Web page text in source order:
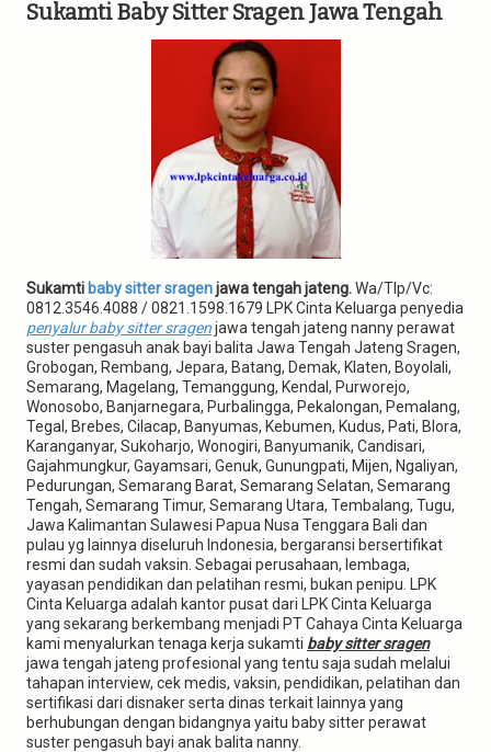
a
t
i
o
n
Sukamti Baby Sitter Sragen Jawa Tengah
Sukamti baby sitter sragenjawa tengah jateng.Wa/Tlp/Vc:
0812.3546.4088 / 0821.1598.1679 LPK Cinta Keluarga penyedia
penyalur baby sitter sragenjawa tengah jateng nanny perawat
suster pengasuh anak bayi balita Jawa Tengah Jateng Sragen,
Grobogan, Rembang, Jepara, Batang, Demak, Klaten, Boyolali,
Semarang, Magelang, Temanggung, Kendal, Purworejo,
Wonosobo, Banjarnegara, Purbalingga, Pekalongan, Pemalang,
Tegal, Brebes, Cilacap, Banyumas, Kebumen, Kudus, Pati, Blora,
Karanganyar, Sukoharjo, Wonogiri, Banyumanik, Candisari,
Gajahmungkur, Gayamsari, Genuk, Gunungpati, Mijen, Ngaliyan,
Pedurungan, Semarang Barat, Semarang Selatan, Semarang
Tengah, Semarang Timur, Semarang Utara, Tembalang, Tugu,
Jawa Kalimantan Sulawesi Papua Nusa Tenggara Bali dan
pulau yg lainnya diseluruh Indonesia, bergaransi bersertifikat
resmi dan sudah vaksin. Sebagai perusahaan, lembaga,
yayasan pendidikan dan pelatihan resmi, bukan penipu. LPK
Cinta Keluarga adalah kantor pusat dari LPK Cinta Keluarga
yang sekarang berkembang menjadi PT Cahaya Cinta Keluarga
kami menyalurkan tenaga kerja sukamti baby sitter sragen
jawa tengah jateng profesional yang tentu saja sudah melalui
tahapan interview, cek medis, vaksin, pendidikan, pelatihan dan
sertifikasi dari disnaker serta dinas terkait lainnya yang
berhubungan dengan bidangnya yaitu baby sitter perawat
suster pengasuh bayi anak balita nanny.